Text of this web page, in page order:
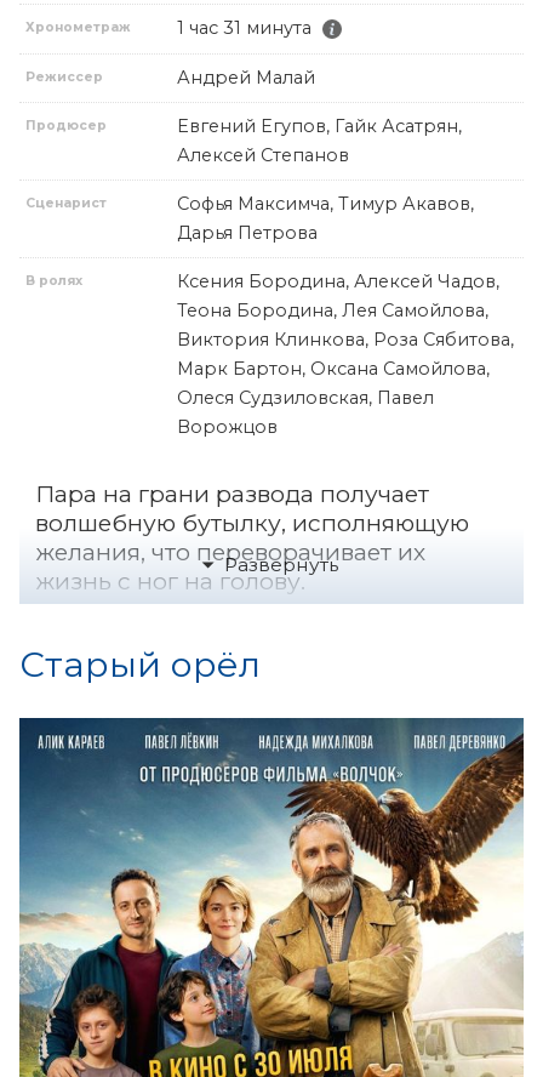
Хронометраж 1 час 31 минута
Режиссер Андрей Малай
Продюсер
Евгений Егупов, Гайк Асатрян,
Алексей Степанов
Сценарист
Софья Максимча, Тимур Акавов,
Дарья Петрова
В ролях
Ксения Бородина, Алексей Чадов,
Теона Бородина, Лея Самойлова,
Виктория Клинкова, Роза Сябитова,
Марк Бартон, Оксана Самойлова,
Олеся Судзиловская, Павел
Ворожцов
Пара на грани развода получает
волшебную бутылку, исполняющую
желания, что переворачивает их
жизнь с ног на голову.
Старый орёл